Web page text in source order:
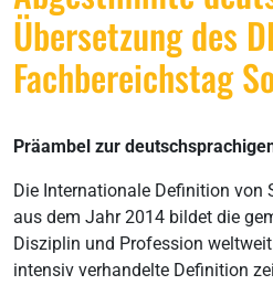
Übersetzung des
Fachbereichstag
Präambel zur
Die Internationale Definition von
aus dem Jahr 2014 bildet die
Disziplin und Profession
intensiv verhandelte Definition